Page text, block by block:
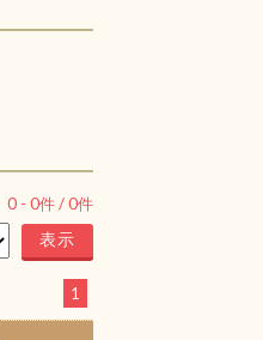
0 - 0件 /0件
1